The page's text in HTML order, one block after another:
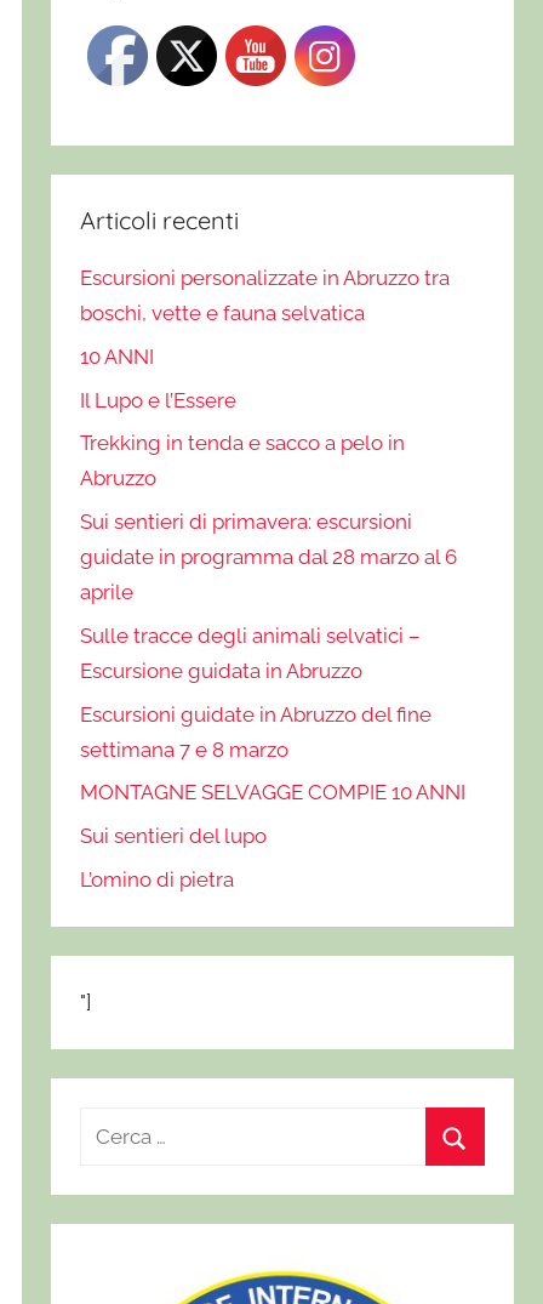
Articoli recenti
Escursioni personalizzate in Abruzzo tra
boschi, vette e fauna selvatica
10 ANNI
Il Lupo e l’Essere
Trekking in tenda e sacco a pelo in
Abruzzo
Sui sentieri di primavera: escursioni
guidate in programma dal 28 marzo al 6
aprile
Sulle tracce degli animali selvatici –
Escursione guidata in Abruzzo
Escursioni guidate in Abruzzo del fine
settimana 7 e 8 marzo
MONTAGNE SELVAGGE COMPIE 10 ANNI
Sui sentieri del lupo
L’omino di pietra
"]
c
e